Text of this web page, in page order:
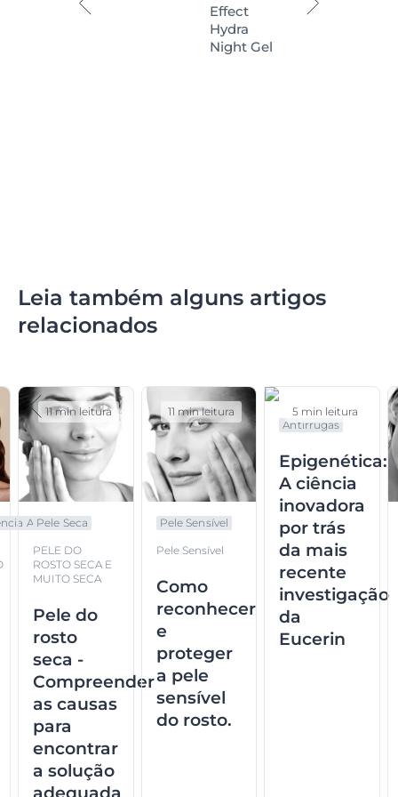
Effect
Hydra
Night Gel
Leia também alguns artigos
relacionados
A...Pele Seca
PELE DO
ROSTO SECA E
MUITO SECA
Pele do
rosto
seca -
Compreender
as causas
para
encontrar
a solução
adequada
11 min leitura
Pele Sensível
Pele Sensível
Como
reconhecer
e
proteger
a pele
sensível
do rosto.
11 min leitura
Antirrugas
Epigenética:
A ciência
inovadora
por trás
da mais
recente
investigação
da
Eucerin
5 min leitura